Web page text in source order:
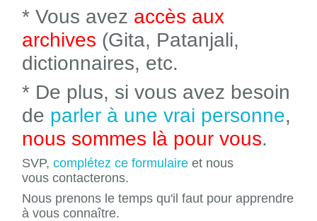
* Vous avez accès aux
archives (Gita, Patanjali,
dictionnaires, etc.
* De plus, si vous avez besoin
de parler à une vrai personne,
nous sommes là pour vous.
SVP, complétez ce formulaire et nous
vous contacterons.
Nous prenons le temps qu'il faut pour apprendre
à vous connaître.